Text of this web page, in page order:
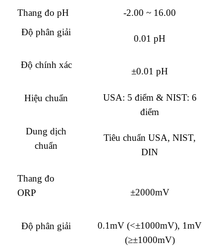
Thang đo pH
-2.00 ~ 16.00
Độ phân giải
0.01 pH
Độ chính xác
±0.01 pH
Hiệu chuẩn
USA: 5 điểm & NIST: 6
điểm
Dung dịch
chuẩn
Tiêu chuẩn USA, NIST,
DIN
Thang đo
ORP
±2000mV
Độ phân giải
0.1mV (<±1000mV), 1mV
(≥±1000mV)